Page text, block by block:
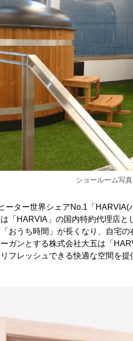
ショールーム写真
ーター世界シェアNo.1「HARVIA(
「HARVIA」の国内特約代理店と
おうち時間」が長くなり、自宅
ガンとする株式会社大五は「
フレッシュできる快適な空間を提